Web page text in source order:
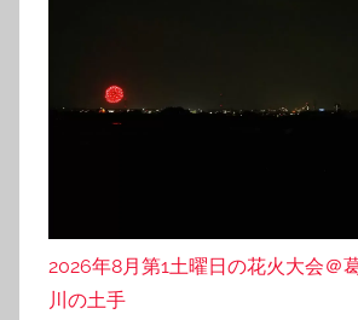
2026年8月第1土曜日の花火大会＠
川の土手